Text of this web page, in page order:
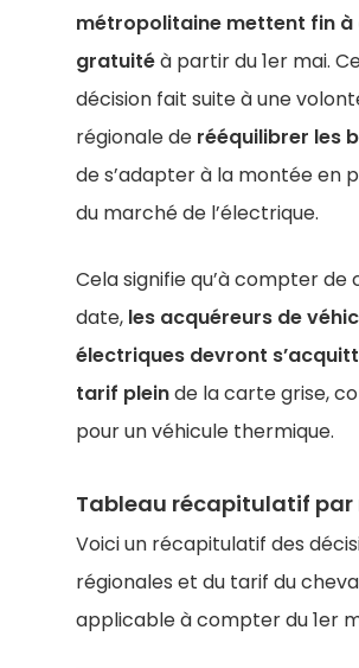
métropolitaine mettent fin
gratuitéà partir du 1er mai.
décision fait suite à une
régionale de rééquilibrer les
de s’adapter à la montée en
du marché de l’électrique.
Cela signifie qu’à compter de
date, les acquéreurs de
électriques devront
tarif pleinde la carte grise,
pour un véhicule thermique.
Tableau récapitulatif par
Voici un récapitulatif des
régionales et du tarif du
applicable à compter du 1er